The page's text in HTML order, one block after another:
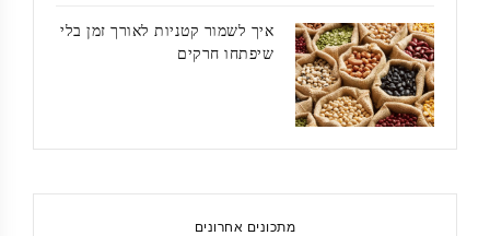
איך לשמור קטניות לאורך זמן בלי
שיפתחו חרקים
מתכונים אחרונים